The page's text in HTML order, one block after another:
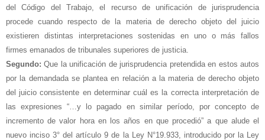
del Código del Trabajo, el recurso de unificación de jurisprudencia
procede cuando respecto de la materia de derecho objeto del juicio
existieren distintas interpretaciones sostenidas en uno o más fallos
firmes emanados de tribunales superiores de justicia.
Segundo: Que la unificación de jurisprudencia pretendida en estos autos
por la demandada se plantea en relación a la materia de derecho objeto
del juicio consistente en determinar cuál es la correcta interpretación de
las expresiones “…y lo pagado en similar período, por concepto de
incremento de valor hora en los años en que procedió” a que alude el
nuevo inciso 3° del artículo 9 de la Ley N°19.933, introducido por la Ley